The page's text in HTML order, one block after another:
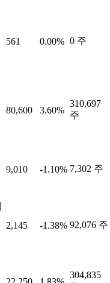
561 0.00% 0 주
80,600 3.60%
310,697
주
9,010 -1.10% 7,302 주
2,145 -1.38% 92,076 주
304,835